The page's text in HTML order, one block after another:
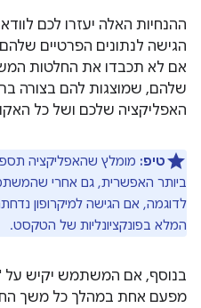
ההנחיות האלה יעזרו לכם
הגישה לנתונים הפרטיים
אם לא תכבדו את החלטות
שלהם, שמוצגות להם בצורה
האפליקציה שלכם ושל כל
טיפ: מומלץ שהאפליקציה
ביותר האפשרית, גם אחרי
לדוגמה, אם הגישה למיקרופון
המלא בפונקציונליות של הטקסט.
בנוסף, אם המשתמש יקיש על
מפעם אחת במהלך כל משך